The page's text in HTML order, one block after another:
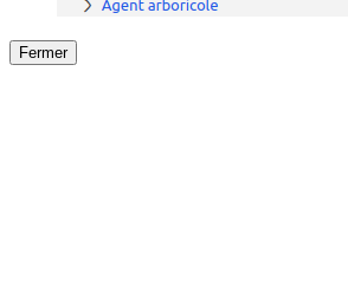
Fermer